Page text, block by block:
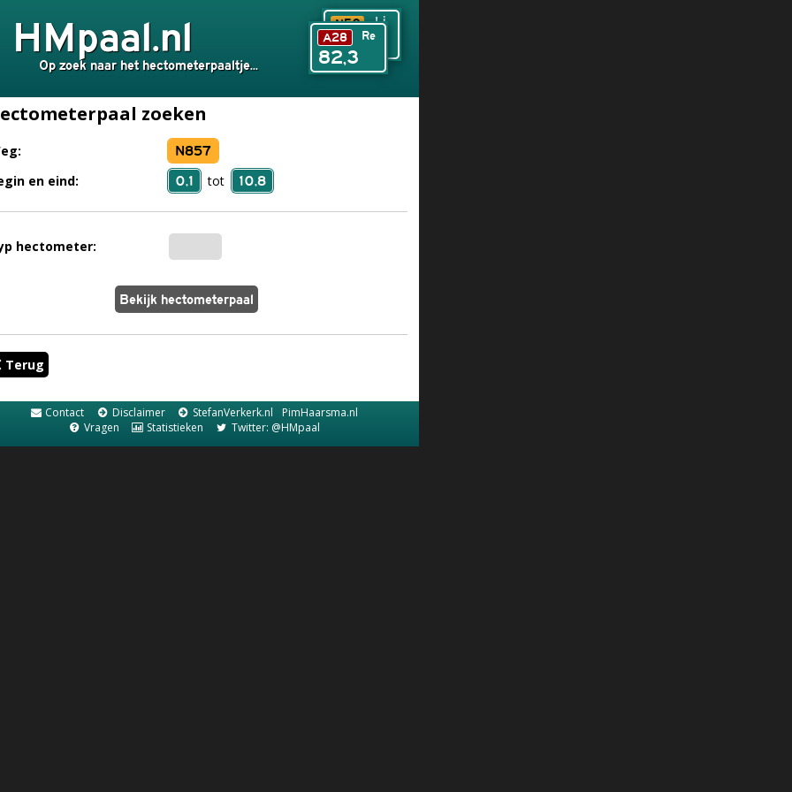
HMpaal.nl
Op zoek naar het hectometerpaaltje...
A28
82,3
Re
N50
240,6
Li
zoeken
N857
en eind: 0,1 tot 10,8
hectometer:
Terug
Contact Disclaimer StefanVerkerk.nl
PimHaarsma.nl
Vragen
Statistieken Twitter: @HMpaal